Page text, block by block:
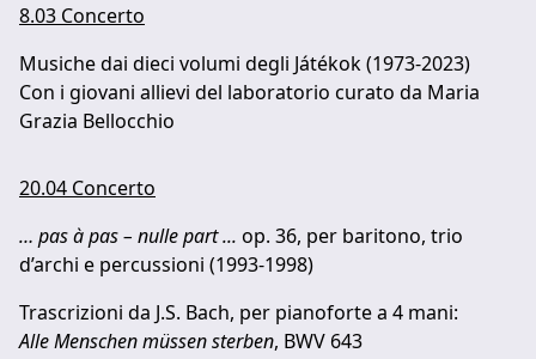
8.03 Concerto
Musiche dai dieci volumi degli Játékok (1973-2023)
Con i giovani allievi del laboratorio curato da Maria
Grazia Bellocchio
20.04 Concerto
… pas à pas – nulle part ... op. 36, per baritono, trio
d’archi e percussioni (1993-1998)
Trascrizioni da J.S. Bach, per pianoforte a 4 mani:
Alle Menschen müssen sterben, BWV 643